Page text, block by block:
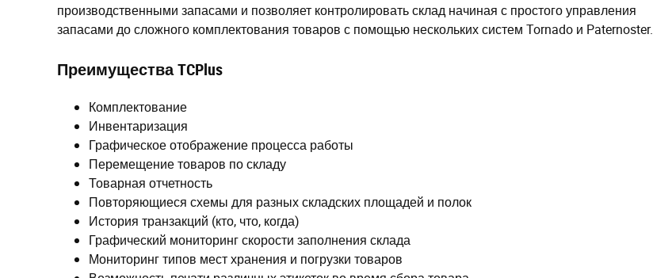
производственными запасами и позволяет контролировать склад начиная с простого управления
запасами до сложного комплектования товаров с помощью нескольких систем Tornado и Paternoster.
ПреимуществаTCPlus
Комплектование
Инвентаризация
Графическое отображение процесса работы
Перемещение товаров по складу
Товарная отчетность
Повторяющиеся схемы для разных складских площадей и полок
История транзакций (кто, что, когда)
Графический мониторинг скорости заполнения склада
Мониторинг типов мест хранения и погрузки товаров